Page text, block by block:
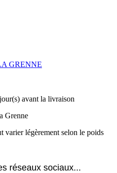
GRENNE
jour(s) avant la livraison
varier légèrement selon le poids
réseaux sociaux...